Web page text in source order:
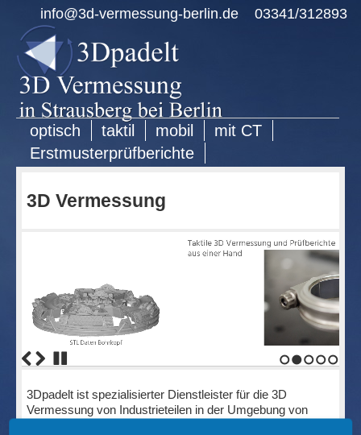
info@3d-vermessung-berlin.de 03341/312893
optisch taktil mobil
mit CT
Erstmusterprüfberichte
3D Vermessung
3Dpadelt ist spezialisierter Dienstleister für die 3D
Vermessung von Industrieteilen in der Umgebung von